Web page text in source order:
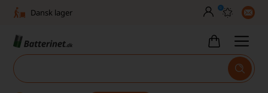
Dansk lager
Høj kundetilfredshed
0